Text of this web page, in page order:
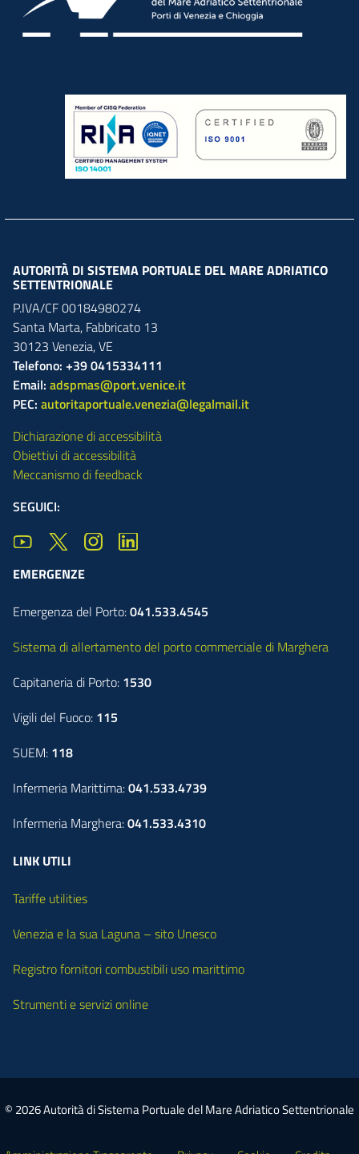
AUTORITÀ DI SISTEMA PORTUALE DEL MARE ADRIATICO
SETTENTRIONALE
P.IVA/CF 00184980274
Santa Marta, Fabbricato 13
30123 Venezia,VE
Telefono: +39 0415334111
Email: adspmas@port.venice.it
PEC: autoritaportuale.venezia@legalmail.it
Dichiarazione di accessibilità
Obiettivi di accessibilità
Meccanismo di feedback
SEGUICI:
EMERGENZE
Emergenza del Porto:041.533.4545
Sistema di allertamento del porto commerciale di Marghera
Capitaneria di Porto: 1530
Vigili del Fuoco: 115
SUEM: 118
Infermeria Marittima:041.533.4739
Infermeria Marghera:041.533.4310
LINK UTILI
Tariffe utilities
Venezia e la sua Laguna – sito Unesco
Registro fornitori combustibili uso marittimo
Strumenti e servizi online
© 2026 Autorità di Sistema Portuale del Mare Adriatico Settentrionale